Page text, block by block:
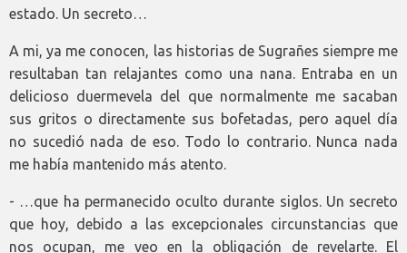
estado. Un secreto…
A mi, ya me conocen, las historias de Sugrañes siempre me
resultaban tan relajantes como una nana. Entraba en un
delicioso duermevela del que normalmente me sacaban
sus gritos o directamente sus bofetadas, pero aquel día
no sucedió nada de eso. Todo lo contrario. Nunca nada
me había mantenido más atento.
- …que ha permanecido oculto durante siglos. Un secreto
que hoy, debido a las excepcionales circunstancias que
nos ocupan, me veo en la obligación de revelarte. El